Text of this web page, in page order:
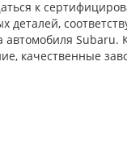
к
Subaru.
качественные